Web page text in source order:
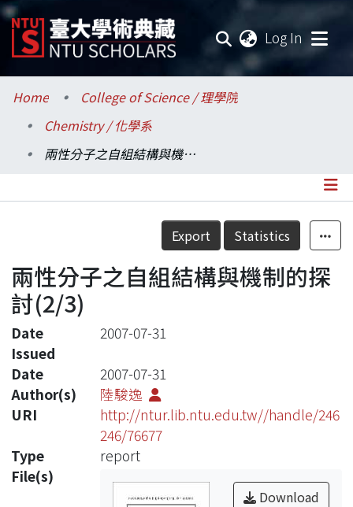
Log In
Communities & Collections
Research Outputs
Statistics
Home
College of Science / 理學院
Chemistry / 化學系
兩性分子之自組結構與機制的探討(2/3)
Details
Export Statistics
兩性分子之自組結構與機制的探
討(2/3)
Date
Issued
2007-07-31
Date
2007-07-31
Author(s)
陸駿逸
URI
http://ntur.lib.ntu.edu.tw//handle/246
246/76677
Type
report
File(s)
Download